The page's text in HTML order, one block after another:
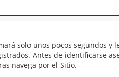
solo unos pocos segundos
Antes de identificarse
navega por el Sitio.